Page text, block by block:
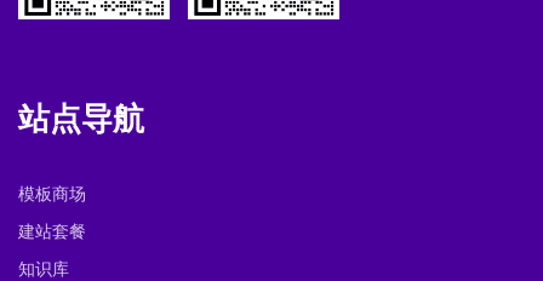
站点导航
模板商场
建站套餐
知识库